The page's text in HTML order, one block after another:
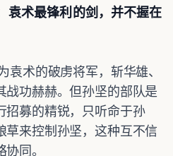
袁术最锋利的剑，并不握在
袁术的破虏将军，斩华雄、
战功赫赫。但孙坚的部队是
招募的精锐，只听命于孙
草来控制孙坚，这种互不信
同。